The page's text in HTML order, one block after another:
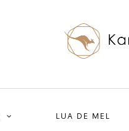
LUA DE MEL